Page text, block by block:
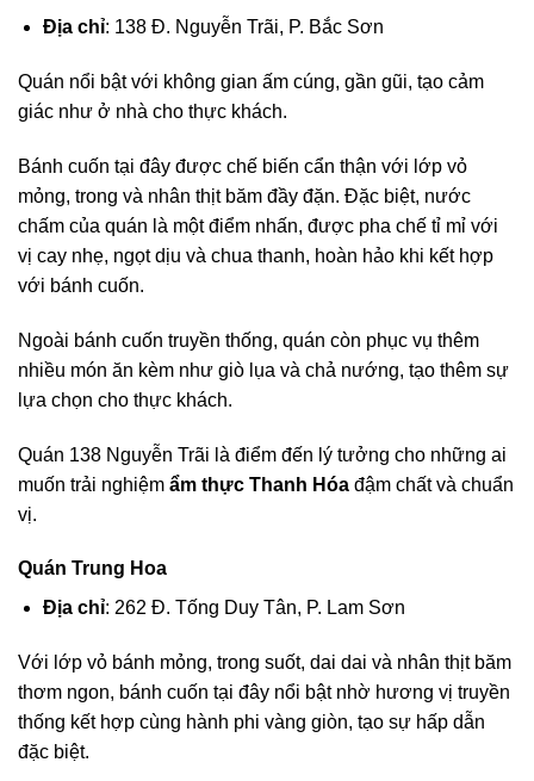
Địa chỉ: 138 Đ. Nguyễn Trãi, P. Bắc Sơn
Quán nổi bật với không gian ấm cúng, gần gũi, tạo cảm
giác như ở nhà cho thực khách.
Bánh cuốn tại đây được chế biến cẩn thận với lớp vỏ
mỏng, trong và nhân thịt băm đầy đặn. Đặc biệt, nước
chấm của quán là một điểm nhấn, được pha chế tỉ mỉ với
vị cay nhẹ, ngọt dịu và chua thanh, hoàn hảo khi kết hợp
với bánh cuốn.
Ngoài bánh cuốn truyền thống, quán còn phục vụ thêm
nhiều món ăn kèm như giò lụa và chả nướng, tạo thêm sự
lựa chọn cho thực khách.
Quán 138 Nguyễn Trãi là điểm đến lý tưởng cho những ai
muốn trải nghiệm ẩm thực Thanh Hóa đậm chất và chuẩn
vị.
Quán Trung Hoa
Địa chỉ: 262 Đ. Tống Duy Tân, P. Lam Sơn
Với lớp vỏ bánh mỏng, trong suốt, dai dai và nhân thịt băm
thơm ngon, bánh cuốn tại đây nổi bật nhờ hương vị truyền
thống kết hợp cùng hành phi vàng giòn, tạo sự hấp dẫn
đặc biệt.